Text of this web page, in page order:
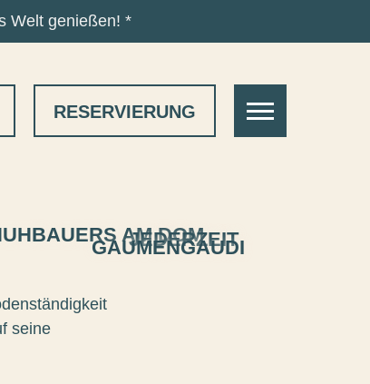
Welt genießen! *
RESERVIERUNG
NAVIGATION
ÖFFNEN
AM DOM
JEDERZEIT
GAUMENGAUDI
seine